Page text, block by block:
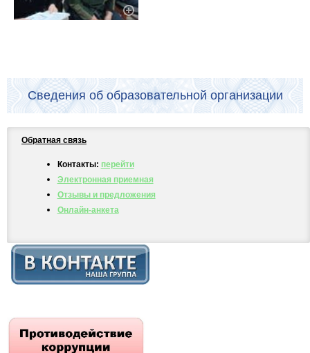
Сведения об образовательной организации
Обратная связь
Контакты: перейти
Электронная приемная
Отзывы и предложения
Онлайн-анкета